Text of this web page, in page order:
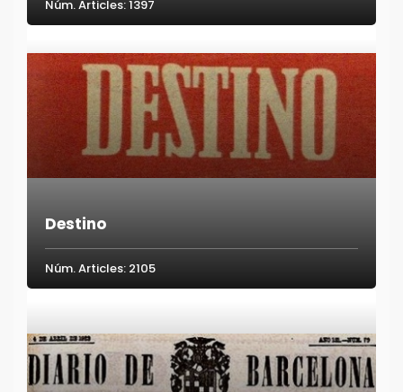
Núm. Articles: 1397
Destino
Núm. Articles: 2105